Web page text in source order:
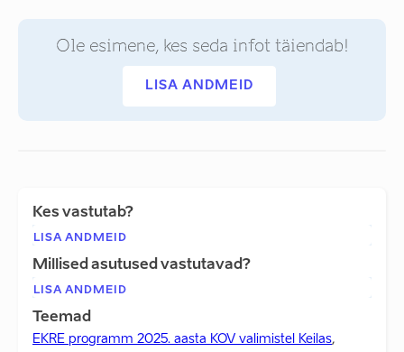
Ole esimene, kes seda infot täiendab!
LISA ANDMEID
Kes vastutab?
LISA ANDMEID
Millised asutused vastutavad?
LISA ANDMEID
Teemad
EKRE programm 2025. aasta KOV valimistel Keilas,